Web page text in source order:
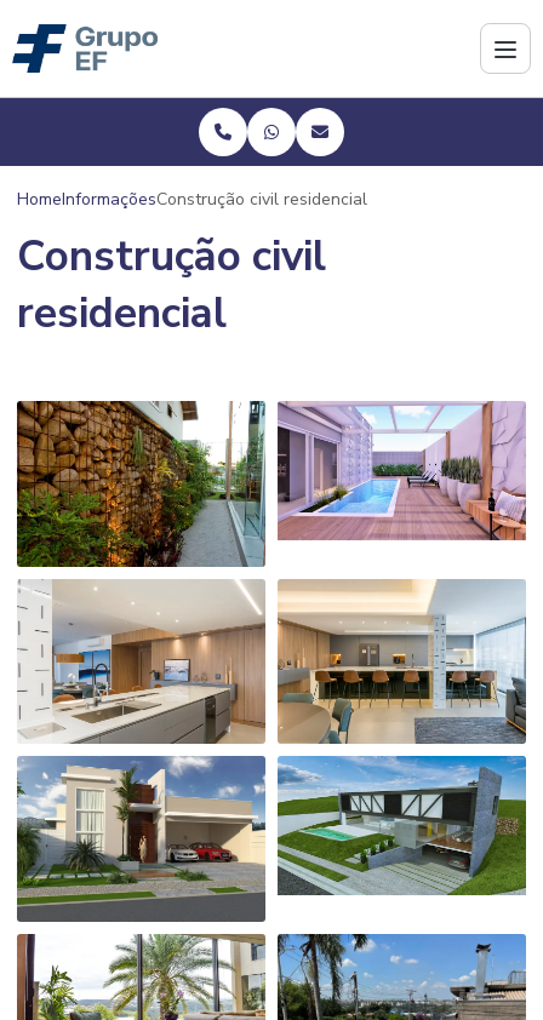
HomeInformaçõesConstrução civil residencial
Construção civil
residencial